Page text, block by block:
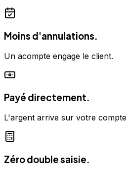
Moins d'annulations.
Un acompte engage le client.
Payé directement.
L'argent arrive sur votre
Zéro double saisie.